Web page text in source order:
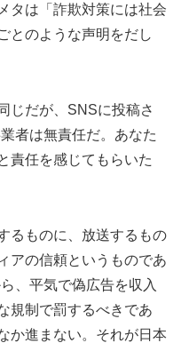
タは「詐欺対策には社会
とのような声明をだし
じだが、SNSに投稿さ
者は無責任だ。あなた
責任を感じてもらいた
るものに、放送するもの
アの信頼というものであ
、平気で偽広告を収入
規制で罰するべきであ
か進まない。それが日本